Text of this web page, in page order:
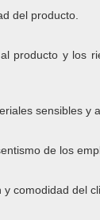
del producto.
producto y los
sensibles y
de los
comodidad del